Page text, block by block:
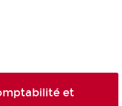
et